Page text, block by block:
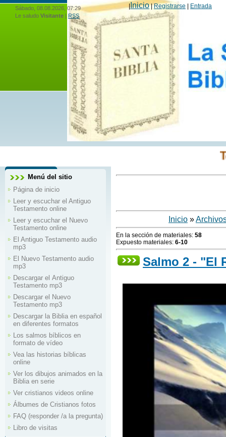
Sábado, 08.08.2026, 07:29
Le saludo Visitante | RSS
|Inicio|Registrarse Entrada
Toda
Menú del sitio
Página de inicio
Leer y escuchar el Antiguo
Testamento online
Leer y escuchar el Nuevo
Testamento online
El Antiguo Testamento audio
mp3
El Nuevo Testamento audio
mp3
Descargar el Аntiguo
Testamento mp3
Descargar el Nuevo
Testamento mp3
Descargar la Biblia en español
en diferentes formatos
Los salmos bíblicos en
formato de vídeo
Vea las historias bíblicas
online
Ver los dibujos animados en la
Biblia en serie
Ver cristianos videos online
Álbumes de Cristianos fotos
FAQ (responder /a la pregunta)
Libro de visitas
nicio »
En la sección de materiales: 58
Expuesto materiales: 6-10
Salmo 2 - "El